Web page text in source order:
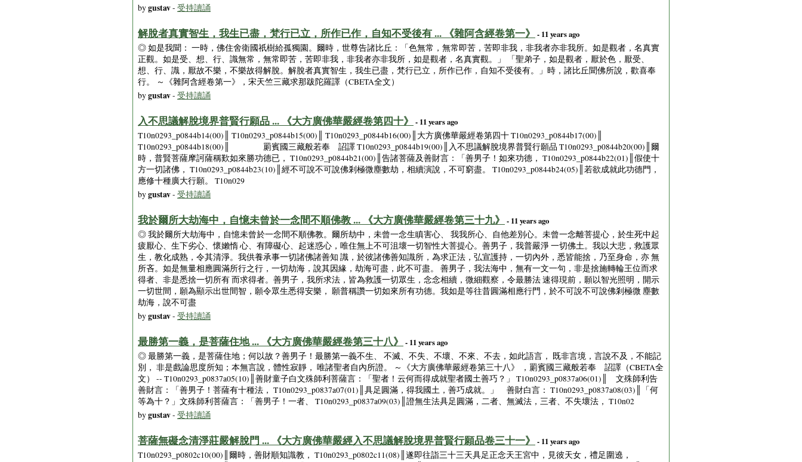
bygustav- 受持讀誦
解脫者真實智生，我生已盡，梵行已立，所作已作，自知不受後有 ... 《雜阿含經卷第一》
- 11 years ago
◎ 如是我聞： 一時，佛住舍衛國祇樹給孤獨園。爾時，世尊告諸比丘：「色無常，無常即苦，苦即非我，非我者亦非我所。如是觀者，名真實
正觀。如是受、想、行、識無常，無常即苦，苦即非我，非我者亦非我所，如是觀者，名真實觀。」 「聖弟子，如是觀者，厭於色，厭受、
想、行、識，厭故不樂，不樂故得解脫。解脫者真實智生，我生已盡，梵行已立，所作已作，自知不受後有。」時，諸比丘聞佛所說，歡喜奉
行。 ～《雜阿含經卷第一》，宋天竺三藏求那跋陀羅譯（CBETA全文）
bygustav- 受持讀誦
入不思議解脫境界普賢行願品 ... 《大方廣佛華嚴經卷第四十》
- 11 years ago
T10n0293_p0844b14(00)║ T10n0293_p0844b15(00)║ T10n0293_p0844b16(00)║大方廣佛華嚴經卷第四十 T10n0293_p0844b17(00)║
T10n0293_p0844b18(00)║ 罽賓國三藏般若奉 詔譯 T10n0293_p0844b19(00)║入不思議解脫境界普賢行願品 T10n0293_p0844b20(00)║爾
時，普賢菩薩摩訶薩稱歎如來勝功德已， T10n0293_p0844b21(00)║告諸菩薩及善財言：「善男子！如來功德， T10n0293_p0844b22(01)║假使十
方一切諸佛， T10n0293_p0844b23(10)║經不可說不可說佛剎極微塵數劫，相續演說，不可窮盡。 T10n0293_p0844b24(05)║若欲成就此功德門，
應修十種廣大行願。 T10n029
bygustav- 受持讀誦
我於爾所大劫海中，自憶未曾於一念間不順佛教 ... 《大方廣佛華嚴經卷第三十九》
- 11 years ago
◎ 我於爾所大劫海中，自憶未曾於一念間不順佛教。爾所劫中，未曾一念生瞋害心、 我我所心、自他差別心。未曾一念離菩提心，於生死中起
疲厭心、生下劣心、懷嬾惰 心、有障礙心、起迷惑心，唯住無上不可沮壞一切智性大菩提心。善男子，我普嚴淨 一切佛土。我以大悲，救護眾
生，教化成熟，令其清淨。我供養承事一切諸佛諸善知 識，於彼諸佛善知識所，為求正法，弘宣護持，一切內外，悉皆能捨，乃至身命，亦 無
所吝。如是無量相應圓滿所行之行，一切劫海，說其因緣，劫海可盡，此不可盡。 善男子，我法海中，無有一文一句，非是捨施轉輪王位而求
得者、非是悉捨一切所有 而求得者。善男子，我所求法，皆為救護一切眾生，念念相續，微細觀察，令最勝法 速得現前，願以智光照明，開示
一切世間，願為顯示出世間智，願令眾生悉得安樂， 願普稱讚一切如來所有功德。我如是等往昔圓滿相應行門，於不可說不可說佛剎極微 塵數
劫海，說不可盡
bygustav- 受持讀誦
最勝第一義，是菩薩住地 ... 《大方廣佛華嚴經卷第三十八》
- 11 years ago
◎ 最勝第一義，是菩薩住地；何以故？善男子！最勝第一義不生、 不滅、不失、不壞、不來、不去，如此語言， 既非言境，言說不及，不能記
別， 非是戲論思度所知；本無言說，體性寂靜， 唯諸聖者自內所證。 ～《大方廣佛華嚴經卷第三十八》 ，罽賓國三藏般若奉 詔譯（CBETA全
文） -- T10n0293_p0837a05(10)║善財童子白文殊師利菩薩言：「聖者！云何而得成就聖者國土善巧？」 T10n0293_p0837a06(01)║ 文殊師利告
善財言：「善男子！菩薩有十種法， T10n0293_p0837a07(01)║具足圓滿，得我國土，善巧成就。」 善財白言： T10n0293_p0837a08(03)║「何
等為十？」文殊師利菩薩言：「善男子！一者、 T10n0293_p0837a09(03)║證無生法具足圓滿，二者、無滅法，三者、不失壞法， T10n02
bygustav- 受持讀誦
菩薩無礙念清淨莊嚴解脫門 ... 《大方廣佛華嚴經入不思議解脫境界普賢行願品卷三十一》
- 11 years ago
T10n0293_p0802c10(00)║爾時，善財順知識教， T10n0293_p0802c11(08)║遂即往詣三十三天具足正念天王宮中，見彼天女，禮足圍遶，